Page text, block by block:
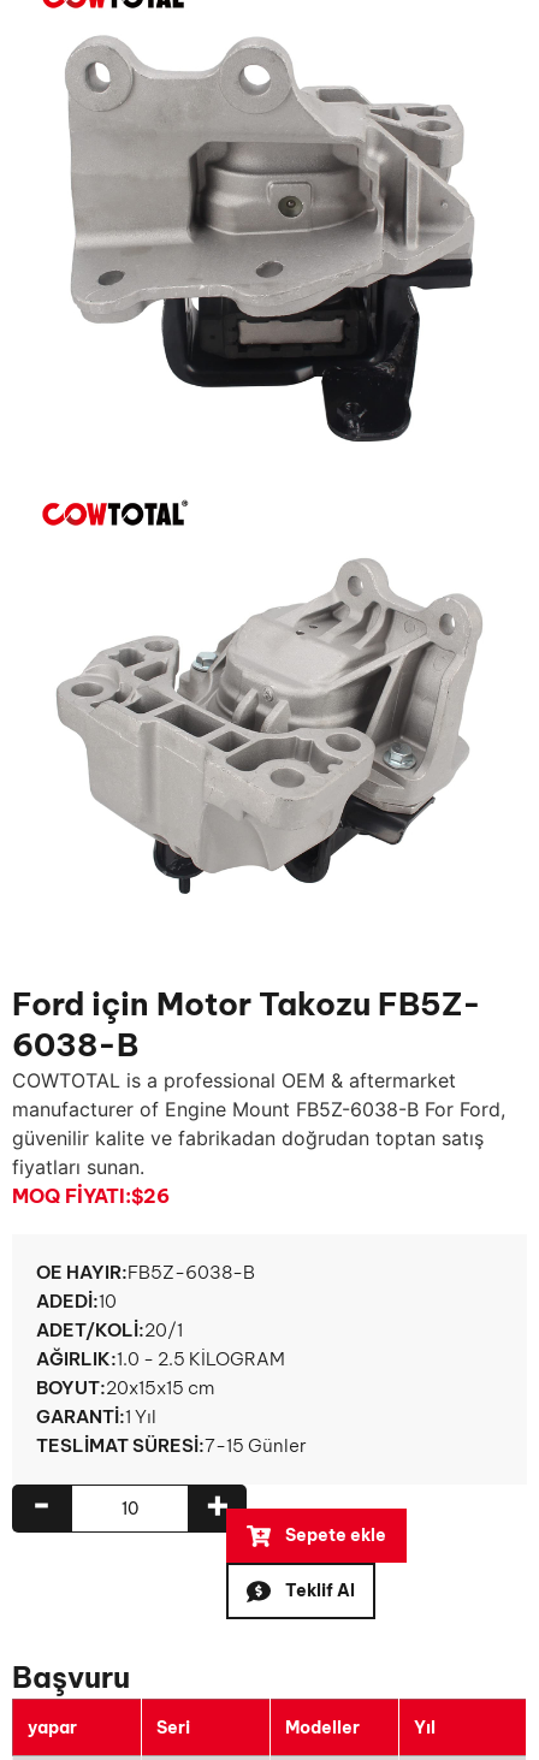
Ford için Motor Takozu FB5Z-
6038-B
COWTOTAL is a professional OEM & aftermarket
manufacturer of Engine Mount FB5Z-6038-B For Ford,
güvenilir kalite ve fabrikadan doğrudan toptan satış
fiyatları sunan.
MOQ FIYATI:$26
OE HAYIR:FB5Z-6038-B
ADEDI:10
ADET/KOLI:20/1
AĞIRLIK:1.0 - 2.5 KİLOGRAM
BOYUT:20x15x15 cm
GARANTI:1 Yıl
TESLIMAT SÜRESI:7-15 Günler
+
-
Sepete ekle
Teklif Al
Başvuru
yapar Seri Modeller Yıl